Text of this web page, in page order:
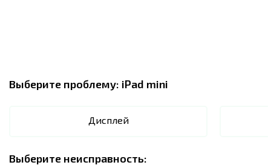
Выберите проблему: iPad mini
Дисплей
Выберите неисправность: